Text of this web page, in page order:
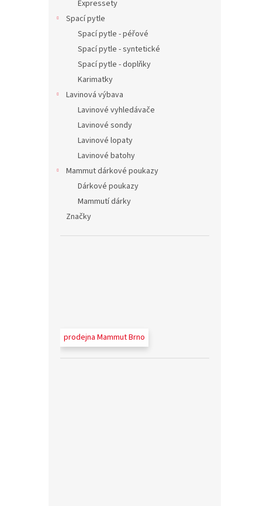
Expressety
Spací pytle
Spací pytle - péřové
Spací pytle - syntetické
Spací pytle - doplňky
Karimatky
Lavinová výbava
Lavinové vyhledávače
Lavinové sondy
Lavinové lopaty
Lavinové batohy
Mammut dárkové poukazy
Dárkové poukazy
Mammutí dárky
Značky
prodejna Mammut Brno